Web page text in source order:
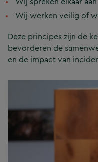
Wij werken veilig of
Deze principes zijn de
bevorderen de
en de impact van